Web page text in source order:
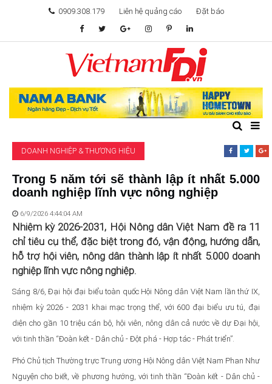
0909.308.179 Liên hệ quảng cáo Đặt báo
TÂM ĐIỂM ĐẦU TƯ
TÀI CHÍNH
KHỞI NGHIỆP
GIẢI TRÍ & CÔNG NGHỆ
DOANH NGHIỆP & THƯƠNG HIỆU
Trong 5 năm tới sẽ thành lập ít nhất 5.000
doanh nghiệp lĩnh vực nông nghiệp
6/9/2026 4:44:04 AM
Nhiệm kỳ 2026-2031, Hội Nông dân Việt Nam đề ra 11
chỉ tiêu cụ thể, đặc biệt trong đó, vận động, hướng dẫn,
hỗ trợ hội viên, nông dân thành lập ít nhất 5.000 doanh
nghiệp lĩnh vực nông nghiệp.
Sáng 8/6, Đại hội đại biểu toàn quốc Hội Nông dân Việt Nam lần thứ IX,
nhiệm kỳ 2026 - 2031 khai mạc trọng thể, với 600 đại biểu ưu tú, đại
diện cho gần 10 triệu cán bộ, hội viên, nông dân cả nước về dự Đại hội,
với tinh thần “Đoàn kết - Dân chủ - Đột phá - Hợp tác - Phát triển”.
Phó Chủ tịch Thường trực Trung ương Hội Nông dân Việt Nam Phan Như
Nguyện cho biết, về phương hướng, với tinh thần “Đoàn kết - Dân chủ -